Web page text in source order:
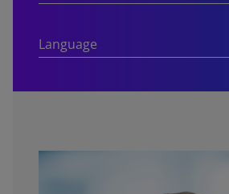
Language